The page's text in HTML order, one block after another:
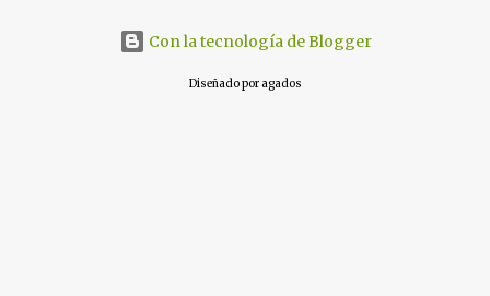
Con la tecnología de Blogger
Diseñado por agados